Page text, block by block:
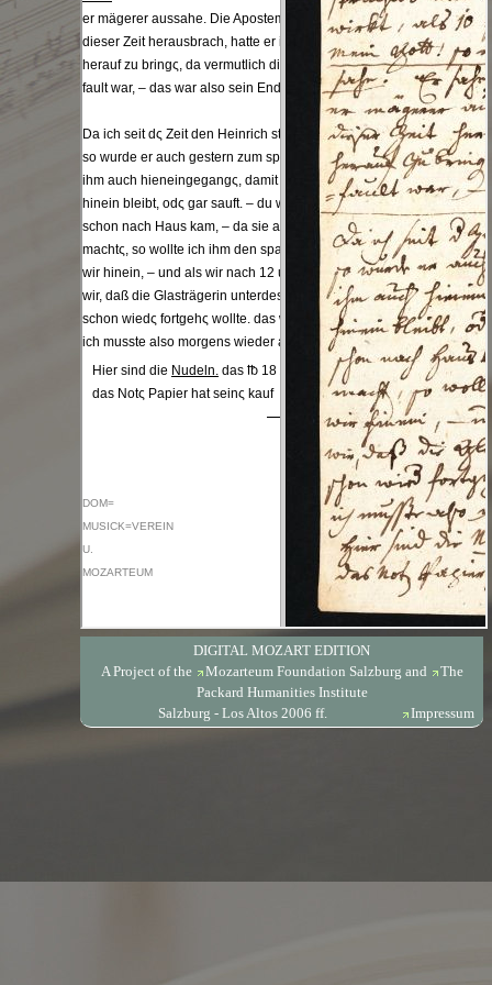
DIGITAL MOZART EDITION
A Project of the
Mozarteum Foundation Salzburg and
The
Packard Humanities Institute
Salzburg - Los Altos 2006 ff.
Impressum